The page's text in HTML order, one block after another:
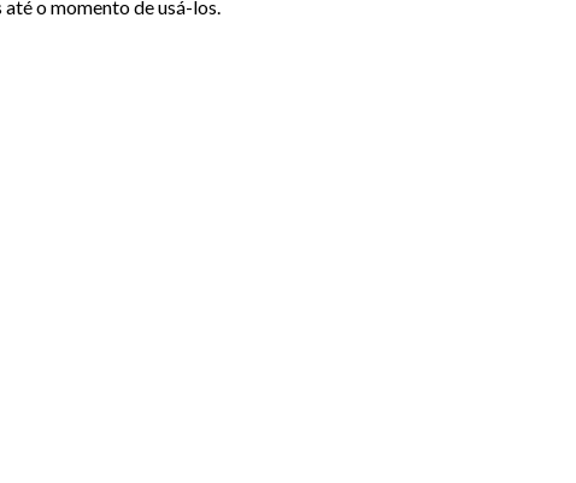
o momento de usá-los.